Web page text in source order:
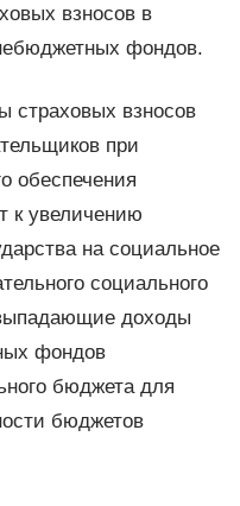
взносов в
фондов.
страховых взносов
при
обеспечения
к увеличению
на социальное
социального
доходы
фондов
бюджета для
бюджетов